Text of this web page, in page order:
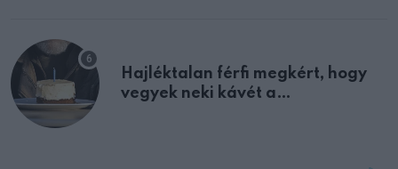
Hajléktalan férfi megkért, hogy
vegyek neki kávét a